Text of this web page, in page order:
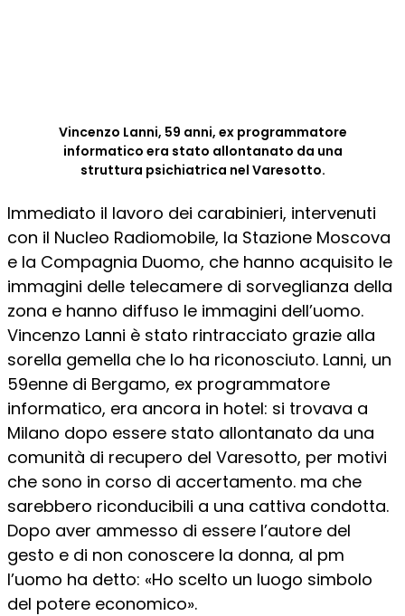
Vincenzo Lanni, 59 anni, ex programmatore
informatico era stato allontanato da una
struttura psichiatrica nel Varesotto.
Immediato il lavoro dei carabinieri, intervenuti
con il Nucleo Radiomobile, la Stazione Moscova
e la Compagnia Duomo, che hanno acquisito le
immagini delle telecamere di sorveglianza della
zona e hanno diffuso le immagini dell’uomo.
Vincenzo Lanni è stato rintracciato grazie alla
sorella gemella che lo ha riconosciuto. Lanni, un
59enne di Bergamo, ex programmatore
informatico, era ancora in hotel: si trovava a
Milano dopo essere stato allontanato da una
comunità di recupero del Varesotto, per motivi
che sono in corso di accertamento. ma che
sarebbero riconducibili a una cattiva condotta.
Dopo aver ammesso di essere l’autore del
gesto e di non conoscere la donna, al pm
l’uomo ha detto: «Ho scelto un luogo simbolo
del potere economico».